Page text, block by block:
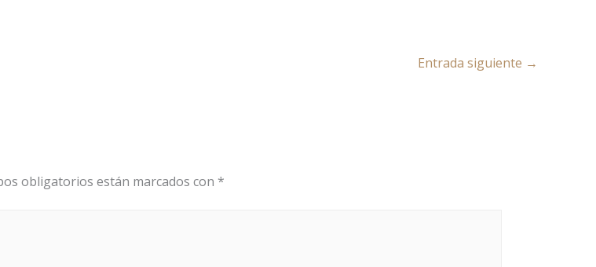
Entrada siguiente →
obligatorios están marcados con *